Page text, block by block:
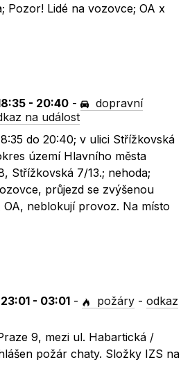
Pozor! Lidé na vozovce; OA x
- 20:40 -
dopravní
na událost
do 20:40; v ulici Střížkovská
území Hlavního města
Střížkovská 7/13.; nehoda;
průjezd se zvýšenou
neblokují provoz. Na místo
- 03:01 - požáry -odkaz
9, mezi ul. Habartická /
požár chaty. Složky IZS na